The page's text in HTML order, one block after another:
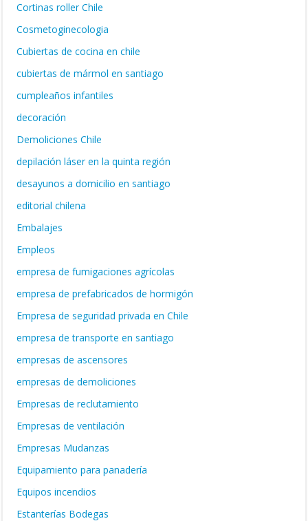
Cortinas roller Chile
Cosmetoginecologia
Cubiertas de cocina en chile
cubiertas de mármol en santiago
cumpleaños infantiles
decoración
Demoliciones Chile
depilación láser en la quinta región
desayunos a domicilio en santiago
editorial chilena
Embalajes
Empleos
empresa de fumigaciones agrícolas
empresa de prefabricados de hormigón
Empresa de seguridad privada en Chile
empresa de transporte en santiago
empresas de ascensores
empresas de demoliciones
Empresas de reclutamiento
Empresas de ventilación
Empresas Mudanzas
Equipamiento para panadería
Equipos incendios
Estanterías Bodegas